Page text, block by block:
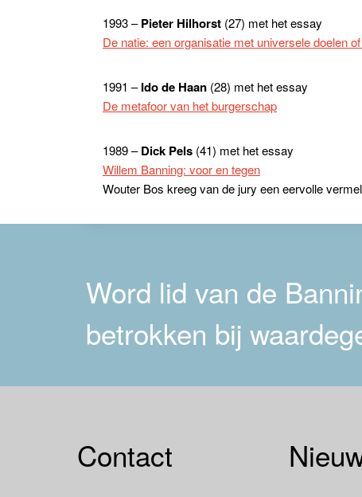
1993 –Pieter Hilhorst (27) met het essay
De natie: een organisatie met universele doelen
1991 –Ido de Haan (28) met het essay
De metafoor van het burgerschap
1989 –Dick Pels (41) met het essay
Willem Banning: voor en tegen
Wouter Bos kreeg van de jury een eervolle
Word lid van de
betrokken bij
Contact